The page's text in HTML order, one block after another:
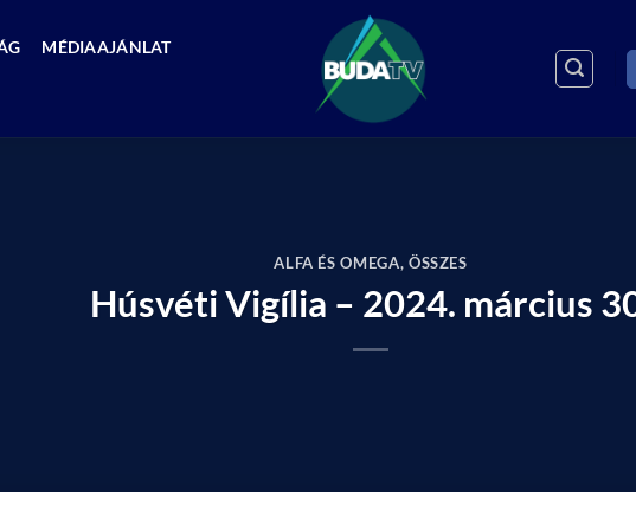
MÉDIAAJÁNLAT
ALFA ÉS OMEGA, ÖSSZES
Húsvéti Vigília – 2024. március